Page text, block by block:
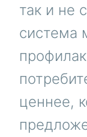
так и не
система
ценнее,